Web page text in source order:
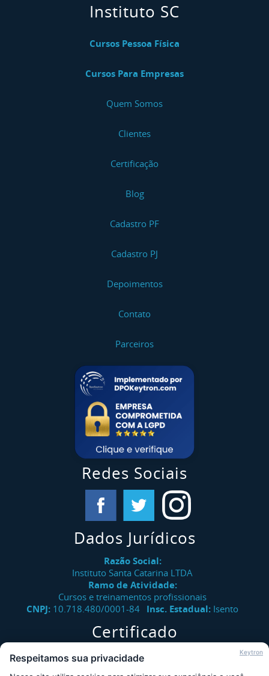
Instituto SC
Cursos Pessoa Física
Cursos Para Empresas
Quem Somos
Clientes
Certificação
Blog
Cadastro PF
Cadastro PJ
Depoimentos
Contato
Parceiros
Redes Sociais
Dados Jurídicos
Razão Social:
Instituto Santa Catarina LTDA
Ramo de Atividade:
Cursos e treinamentos profissionais
CNPJ: 10.718.480/0001-84 Insc. Estadual: Isento
Certificado
Verifique a autenticidade de certificados emitidos pelo
Instituto Santa Catarina.
Keytron
Respeitamos sua privacidade